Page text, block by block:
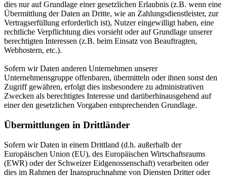
dies nur auf Grundlage einer gesetzlichen Erlaubnis (z.B. wenn eine
Übermittlung der Daten an Dritte, wie an Zahlungsdienstleister, zur
Vertragserfüllung erforderlich ist), Nutzer eingewilligt haben, eine
rechtliche Verpflichtung dies vorsieht oder auf Grundlage unserer
berechtigten Interessen (z.B. beim Einsatz von Beauftragten,
Webhostern, etc.).
Sofern wir Daten anderen Unternehmen unserer
Unternehmensgruppe offenbaren, übermitteln oder ihnen sonst den
Zugriff gewähren, erfolgt dies insbesondere zu administrativen
Zwecken als berechtigtes Interesse und darüberhinausgehend auf
einer den gesetzlichen Vorgaben entsprechenden Grundlage.
Übermittlungen in Drittländer
Sofern wir Daten in einem Drittland (d.h. außerhalb der
Europäischen Union (EU), des Europäischen Wirtschaftsraums
(EWR) oder der Schweizer Eidgenossenschaft) verarbeiten oder
dies im Rahmen der Inanspruchnahme von Diensten Dritter oder